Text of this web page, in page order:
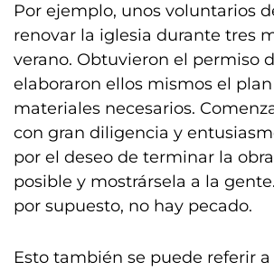
Por ejemplo, unos voluntarios
renovar la iglesia durante tres
verano. Obtuvieron el permiso
elaboraron ellos mismos el
materiales necesarios.
con gran diligencia y
por el deseo de terminar la
posible y mostrársela a la
por supuesto, no hay pecado.
Esto también se puede referir